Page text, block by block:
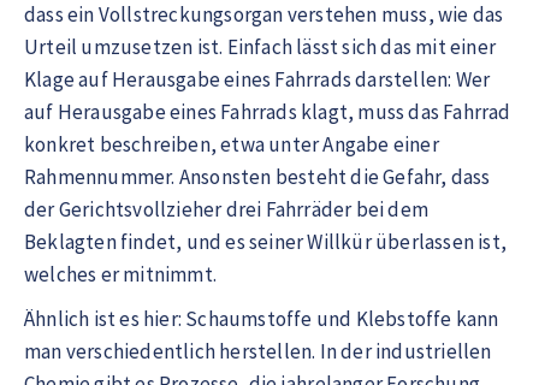
dass ein Vollstreckungsorgan verstehen muss, wie das
Urteil umzusetzen ist. Einfach lässt sich das mit einer
Klage auf Herausgabe eines Fahrrads darstellen: Wer
auf Herausgabe eines Fahrrads klagt, muss das Fahrrad
konkret beschreiben, etwa unter Angabe einer
Rahmennummer. Ansonsten besteht die Gefahr, dass
der Gerichtsvollzieher drei Fahrräder bei dem
Beklagten findet, und es seiner Willkür überlassen ist,
welches er mitnimmt.
Ähnlich ist es hier: Schaumstoffe und Klebstoffe kann
man verschiedentlich herstellen. In der industriellen